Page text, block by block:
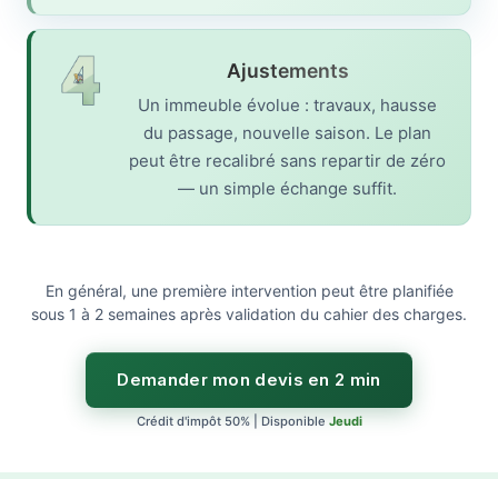
Ajustements
Un immeuble évolue : travaux, hausse
du passage, nouvelle saison. Le plan
peut être recalibré sans repartir de zéro
— un simple échange suffit.
En général, une première intervention peut être planifiée
sous 1 à 2 semaines après validation du cahier des charges.
Demander mon devis en 2 min
Crédit d'impôt 50% | Disponible Jeudi